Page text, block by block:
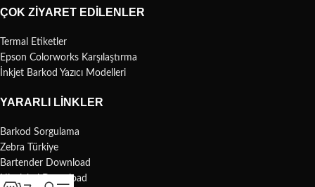
ÇOK ZIYARET EDILENLER
Termal Etiketler
Epson Colorworks Karşılaştırma
İnkjet Barkod Yazıcı Modelleri
YARARLI LINKLER
Barkod Sorgulama
Zebra Türkiye
Bartender Download
Nicelabel Download